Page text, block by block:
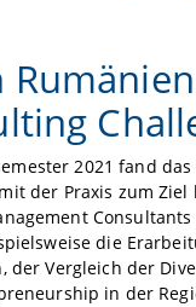
2021 fand
der Praxis zum
die
der Vergleich der
in der